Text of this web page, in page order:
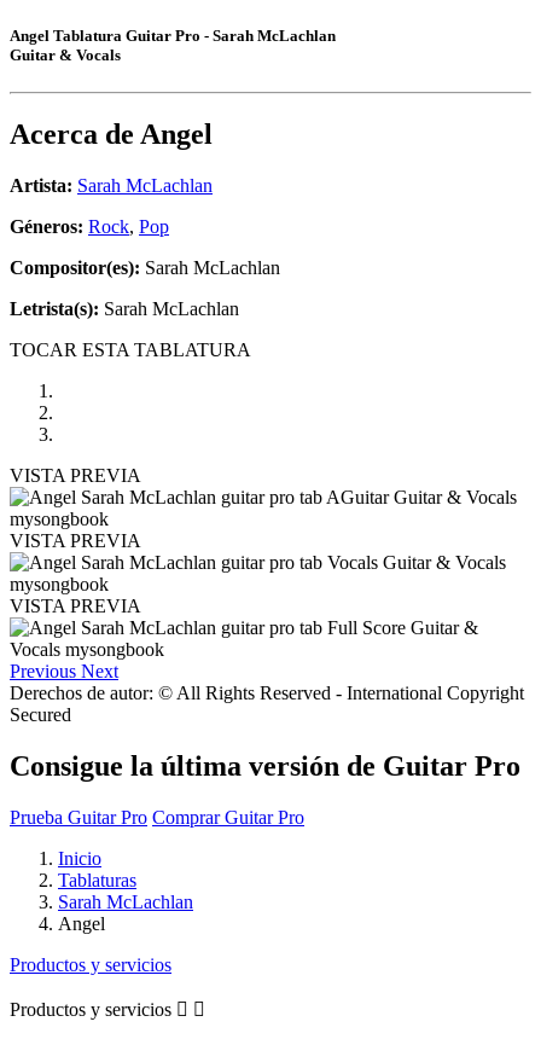
Angel Tablatura Guitar Pro - Sarah McLachlan
Guitar & Vocals
Acerca de Angel
Artista: Sarah McLachlan
Géneros: Rock, Pop
Compositor(es): Sarah McLachlan
Letrista(s): Sarah McLachlan
TOCAR ESTA TABLATURA
VISTA PREVIA
VISTA PREVIA
VISTA PREVIA
Previous Next
Derechos de autor: © All Rights Reserved - International Copyright
Secured
Consigue la última versión de Guitar Pro
Prueba Guitar Pro Comprar Guitar Pro
Inicio
Tablaturas
Sarah McLachlan
Angel
Productos y servicios
Productos y servicios  